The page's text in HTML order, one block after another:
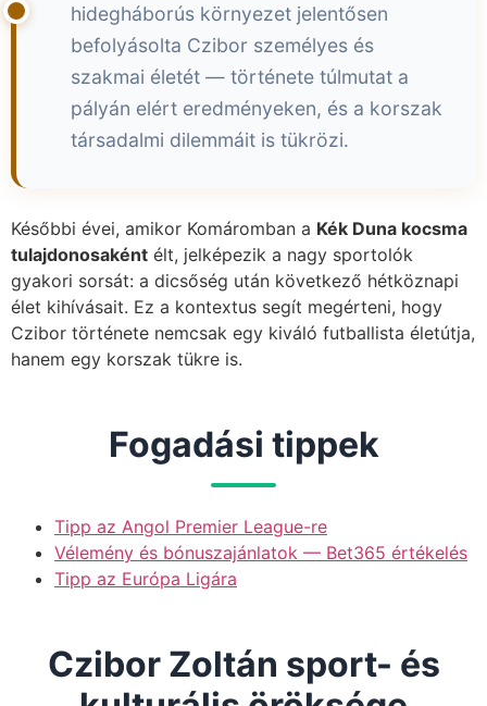
hidegháborús környezet jelentősen
befolyásolta Czibor személyes és
szakmai életét — története túlmutat a
pályán elért eredményeken, és a korszak
társadalmi dilemmáit is tükrözi.
Későbbi évei, amikor Komáromban a Kék Duna kocsma
tulajdonosaként élt, jelképezik a nagy sportolók
gyakori sorsát: a dicsőség után következő hétköznapi
élet kihívásait. Ez a kontextus segít megérteni, hogy
Czibor története nemcsak egy kiváló futballista életútja,
hanem egy korszak tükre is.
Fogadási tippek
Tipp az Angol Premier League-re
Vélemény és bónuszajánlatok — Bet365 értékelés
Tipp az Európa Ligára
Czibor Zoltán sport- és